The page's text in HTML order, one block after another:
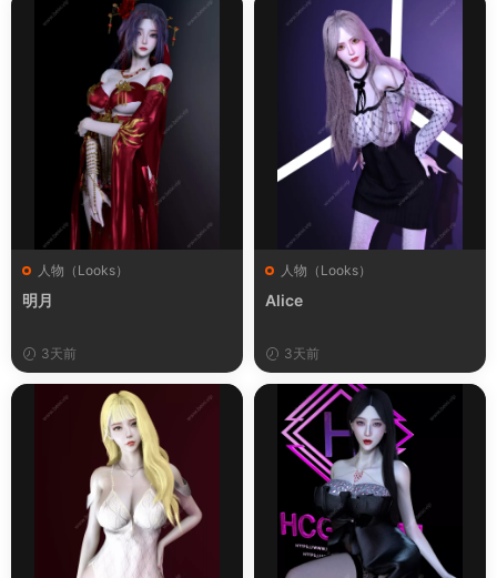
人物（Looks）
明月
3天前
人物（Looks）
Alice
3天前